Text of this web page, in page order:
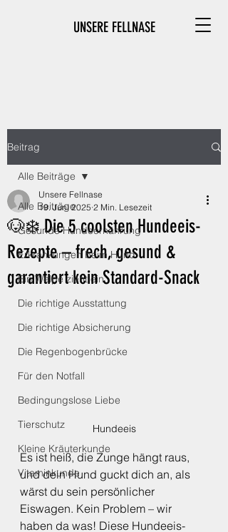
UNSERE FELLNASE
Beitrag
Alle Beiträge
Gesunde Hundeernährung
Erkrankungen beim Hund
Ein Welpe zieht ein
Die richtige Ausstattung
Die richtige Absicherung
Die Regenbogenbrücke
Für den Notfall
Bedingungslose Liebe
Tierschutz
Kleine Kräuterkunde
Vitaminkunde
Alle Beiträge
🐶❄️ Die 5 coolsten Hundeeis-
Rezepte – frech, gesund &
garantiert kein Standard-Snack
Unsere Fellnase
19. Juni 2025 2 Min. Lesezeit
Hundeeis
Es ist heiß, die Zunge hängt raus,
und dein Hund guckt dich an, als
wärst du sein persönlicher
Eiswagen. Kein Problem – wir
haben da was! Diese Hundeeis-